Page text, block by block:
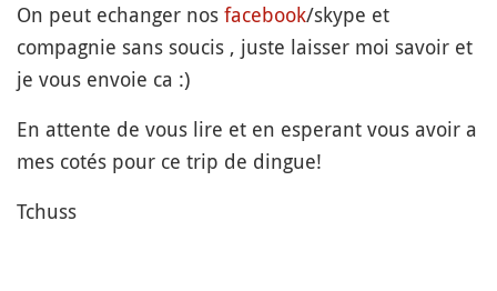
On peut echanger nos facebook/skype et
compagnie sans soucis , juste laisser moi savoir et
je vous envoie ca :)
En attente de vous lire et en esperant vous avoir a
mes cotés pour ce trip de dingue!
Tchuss